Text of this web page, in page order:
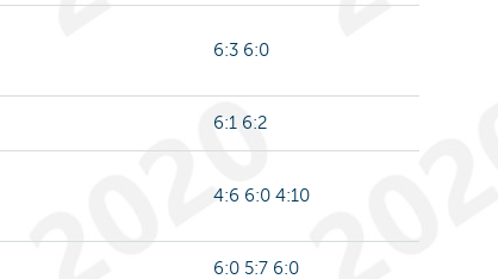
6:3 6:0
6:1 6:2
4:6 6:0 4:10
6:0 5:7 6:0